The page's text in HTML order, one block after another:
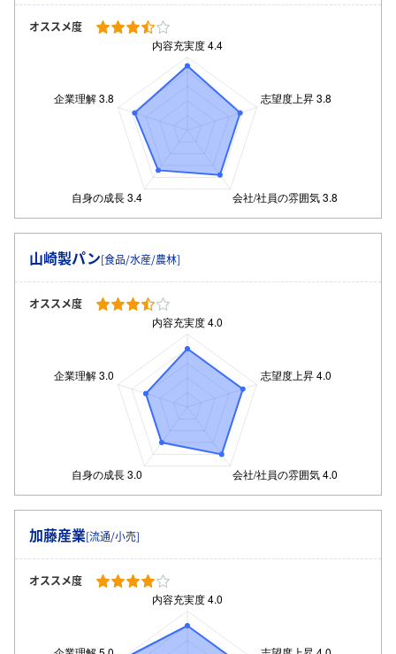
オススメ度
山崎製パン[食品/水産/農林]
オススメ度
加藤産業[流通/小売]
オススメ度
ログイン・会員登録